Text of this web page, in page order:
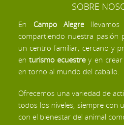
SOBRE
En Campo Alegre
compartiendo nuestra pasión
un centro familiar, cercano y
enturismo ecuestre y en crear
en torno al mundo del caballo.
Ofrecemos una variedad de
todos los niveles, siempre con
con el bienestar del animal